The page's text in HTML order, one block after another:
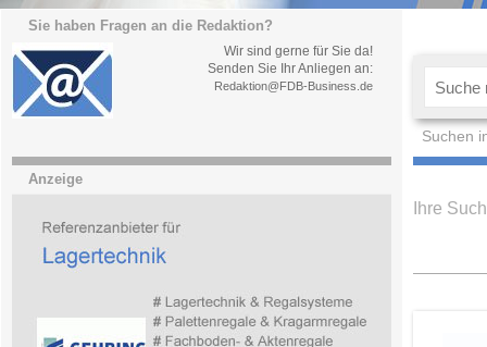
Sie haben Fragen an die Redaktion?
Wir sind gerne für Sie da!
Senden Sie Ihr Anliegen an:
Redaktion@FDB-Business.de
Suchen
Anzeige
Ihre